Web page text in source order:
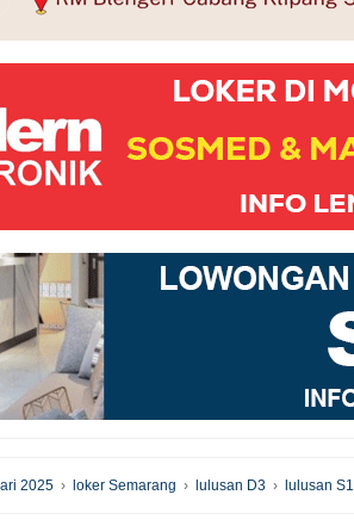
2025 › loker Semarang › lulusan D3 › lulusan S1